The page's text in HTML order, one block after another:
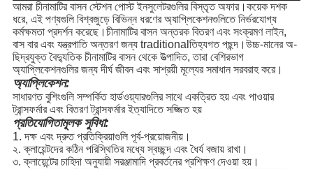
আমরা চীনামাটির বাসন স্টেশন পোস্ট ইনসুলেটরগুলির বিস্তৃত অফার।কয়েক দশক
ধরে, এই পণ্যগুলি বিশ্বজুড়ে বিভিন্ন ধরণের অ্যাপ্লিকেশনগুলিতে নির্ভরযোগ্য
কর্মক্ষমতা প্রদর্শন করেছে।চীনামাটির বাসন অন্তরক বিতরণ এবং সংক্রমণ লাইন,
বাস বার এবং যন্ত্রপাতি অন্তরণ জন্য traditionalতিহ্যগত পছন্দ।উচ্চ-মানের অ-
ছিদ্রযুক্ত বৈদ্যুতিক চীনামাটির বাসন থেকে উত্পাদিত, তারা বেশিরভাগ
অ্যাপ্লিকেশনগুলির জন্য দীর্ঘ জীবন এবং সাশ্রয়ী মূল্যের সমাধান সরবরাহ করে।
অ্যাপ্লিকেশন:
সাধারণত বুশিংগুলি সম্পর্কিত হার্ডওয়্যারগুলির সাথে একত্রিত হয় এবং পাওয়ার
ট্রান্সফর্মার এবং বিতরণ ট্রান্সফর্মার ইত্যাদিতে সজ্জিত হয়
প্রতিযোগিতামূলক সুবিধা:
1. দক্ষ এবং দ্রুত প্রতিক্রিয়াগুলি পূর্ব-প্রয়োজনীয়।
২. ক্লায়েন্টদের কঠিন পরিস্থিতির মধ্যে স্বচ্ছন্দ এবং ধৈর্য বজায় রাখা।
৩. ক্লায়েন্টের চাহিদা অনুযায়ী সরঞ্জামাদি প্রবর্তনের প্রশিক্ষণ দেওয়া হয়।